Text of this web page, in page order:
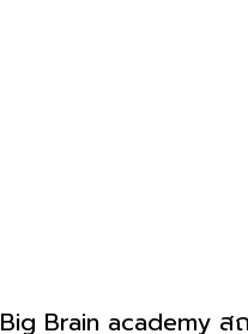
Big Brain academy ส